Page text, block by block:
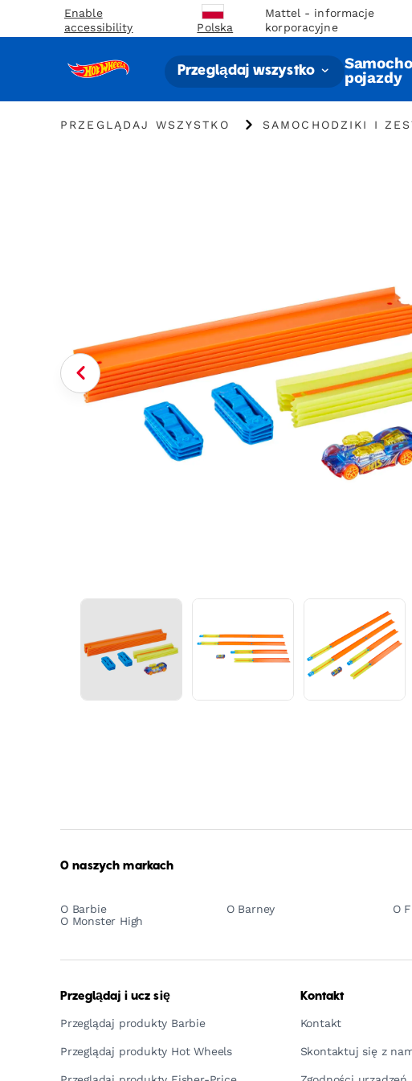
Enable
accessibility
Polska
Mattel - informacje
korporacyjne
Przeglądaj wszystko pojazdy
PRZEGLĄDAJ WSZYSTKO SAMOCHODZIKI I
O naszych markach
O Barbie O Barney O
O Monster High
Przeglądaj i ucz się
Przeglądaj produkty Barbie
Przeglądaj produkty Hot Wheels
Kontakt
Kontakt
Skontaktuj się z